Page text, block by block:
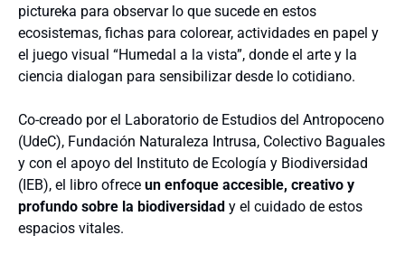
pictureka para observar lo que sucede en estos
ecosistemas, fichas para colorear, actividades en papel y
el juego visual “Humedal a la vista”, donde el arte y la
ciencia dialogan para sensibilizar desde lo cotidiano.
Co-creado por el Laboratorio de Estudios del Antropoceno
(UdeC), Fundación Naturaleza Intrusa, Colectivo Baguales
y con el apoyo del Instituto de Ecología y Biodiversidad
(IEB), el libro ofrece un enfoque accesible, creativo y
profundo sobre la biodiversidad y el cuidado de estos
espacios vitales.